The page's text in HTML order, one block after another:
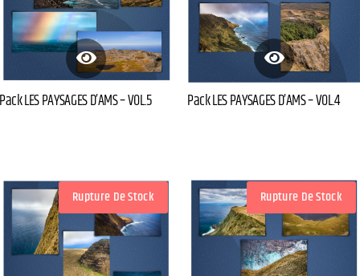
Pack LES PAYSAGES D’AMS – VOL.5 Pack LES PAYSAGES D’AMS – VOL.4
Rupture De Stock Rupture De Stock